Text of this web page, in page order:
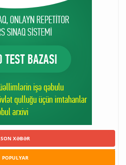
SON XƏBƏR
POPULYAR